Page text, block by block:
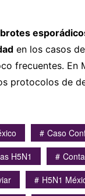
brotes
en los casos
frecuentes. En
protocolos de
Caso
H5N1
H5N1